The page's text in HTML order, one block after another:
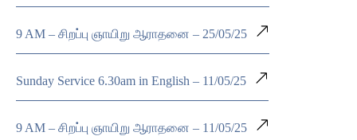
9 AM – சிறப்பு ஞாயிறு ஆராதனை – 25/05/25
Sunday Service 6.30am in English – 11/05/25
9 AM – சிறப்பு ஞாயிறு ஆராதனை – 11/05/25